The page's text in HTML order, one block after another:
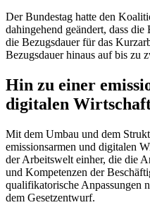
Der Bundestag hatte den
dahingehend geändert, dass
die Bezugsdauer für das
Bezugsdauer hinaus auf bis zu
Hin zu einer
digitalen
Mit dem Umbau und dem
emissionsarmen und digitalen
der Arbeitswelt einher, die die
und Kompetenzen der
qualifikatorische Anpassungen
dem Gesetzentwurf.